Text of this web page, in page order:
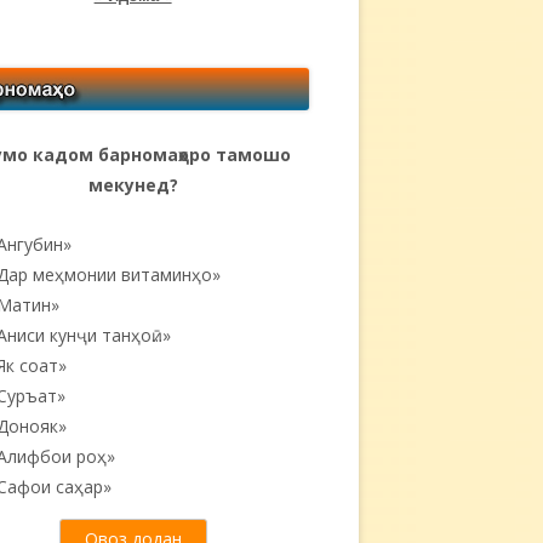
кадом барномаҳоро тамошо
мекунед?
меҳмонии витаминҳо»
кунҷи танҳоӣ...»
соат»
роҳ»
саҳар»